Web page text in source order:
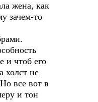
жена, как
зачем-то
и чтоб его
холст не
все вот в
и тон